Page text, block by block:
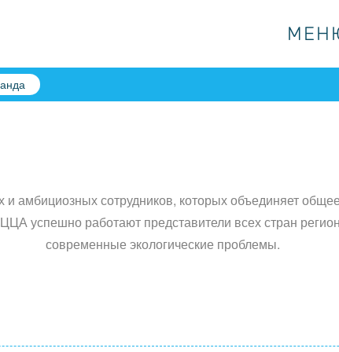
амбициозных сотрудников, которых объединяет
успешно работают представители всех стран
современные экологические проблемы.